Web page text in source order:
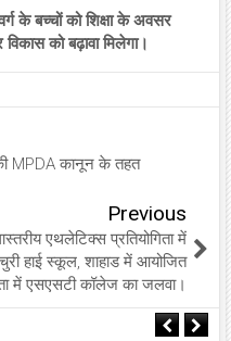
के बच्चों को शिक्षा के अवसर
को बढ़ावा मिलेगा।
MPDA कानून के तहत
Previous
एथलेटिक्स प्रतियोगिता में
हाई स्कूल, शाहाड में आयोजित
में एसएसटी कॉलेज का जलवा।